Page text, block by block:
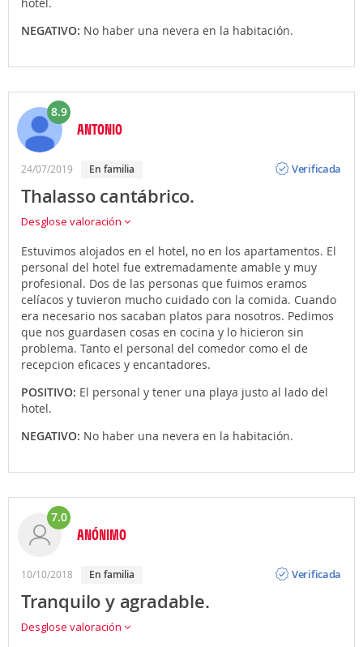
NEGATIVO: No haber una nevera en la habitación.
8.9
ANTONIO
24/07/2019 en familia
Verificada
Thalasso cantábrico.
Desglose valoración
Estuvimos alojados en el hotel, no en los apartamentos. El
personal del hotel fue extremadamente amable y muy
profesional. Dos de las personas que fuimos eramos
celíacos y tuvieron mucho cuidado con la comida. Cuando
era necesario nos sacaban platos para nosotros. Pedimos
que nos guardasen cosas en cocina y lo hicieron sin
problema. Tanto el personal del comedor como el de
recepcion eficaces y encantadores.
POSITIVO: El personal y tener una playa justo al lado del
hotel.
NEGATIVO: No haber una nevera en la habitación.
7.0
ANÓNIMO
10/10/2018 en familia
Verificada
Tranquilo y agradable.
Desglose valoración